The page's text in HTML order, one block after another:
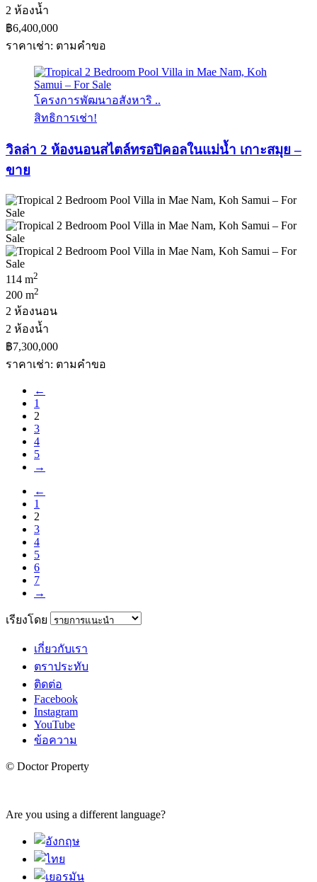
2 ห้องน้ำ
฿6,400,000
ราคาเช่า: ตามคําขอ
โครงการพัฒนาอสังหาริ ..
สิทธิการเช่า!
วิลล่า 2 ห้องนอนสไตล์ทรอปิคอลในแม่น้ำ เกาะสมุย –
ขาย
114 m2
200 m2
2 ห้องนอน
2 ห้องน้ำ
฿7,300,000
ราคาเช่า: ตามคําขอ
←
1
2
3
4
5
→
←
1
2
3
4
5
6
7
→
เรียงโดย
เกี่ยวกับเรา
ตราประทับ
ติดต่อ
Facebook
Instagram
YouTube
ข้อความ
© Doctor Property
Are you using a different language?